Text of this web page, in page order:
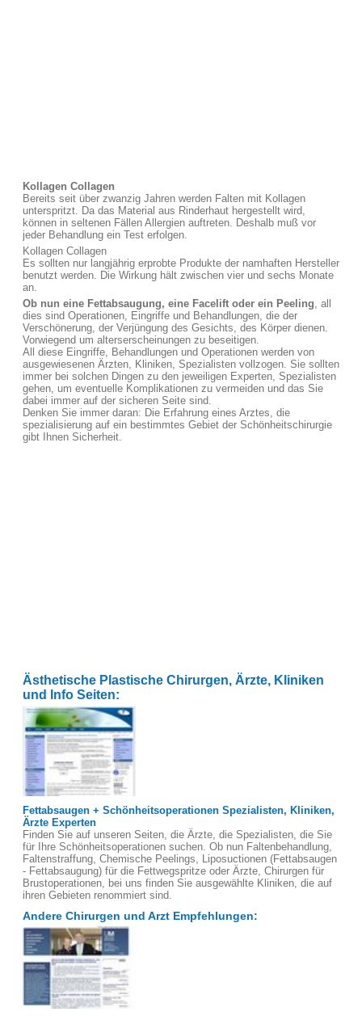
Kollagen Collagen
Bereits seit über zwanzig Jahren werden Falten mit Kollagen
unterspritzt. Da das Material aus Rinderhaut hergestellt wird,
können in seltenen Fällen Allergien auftreten. Deshalb muß vor
jeder Behandlung ein Test erfolgen.
Kollagen Collagen
Es sollten nur langjährig erprobte Produkte der namhaften Hersteller
benutzt werden. Die Wirkung hält zwischen vier und sechs Monate
an.
Ob nun eine Fettabsaugung, eine Facelift oder ein Peeling, all
dies sind Operationen, Eingriffe und Behandlungen, die der
Verschönerung, der Verjüngung des Gesichts, des Körper dienen.
Vorwiegend um alterserscheinungen zu beseitigen.
All diese Eingriffe, Behandlungen und Operationen werden von
ausgewiesenen Ärzten, Kliniken, Spezialisten vollzogen. Sie sollten
immer bei solchen Dingen zu den jeweiligen Experten, Spezialisten
gehen, um eventuelle Komplikationen zu vermeiden und das Sie
dabei immer auf der sicheren Seite sind.
Denken Sie immer daran: Die Erfahrung eines Arztes, die
spezialisierung auf ein bestimmtes Gebiet der Schönheitschirurgie
gibt Ihnen Sicherheit.
Ästhetische Plastische Chirurgen, Ärzte, Kliniken
und Info Seiten:
Fettabsaugen + Schönheitsoperationen Spezialisten, Kliniken,
Ärzte Experten
Finden Sie auf unseren Seiten, die Ärzte, die Spezialisten, die Sie
für Ihre Schönheitsoperationen suchen. Ob nun Faltenbehandlung,
Faltenstraffung, Chemische Peelings, Liposuctionen (Fettabsaugen
- Fettabsaugung) für die Fettwegspritze oder Ärzte, Chirurgen für
Brustoperationen, bei uns finden Sie ausgewählte Kliniken, die auf
ihren Gebieten renommiert sind.
Andere Chirurgen und Arzt Empfehlungen: